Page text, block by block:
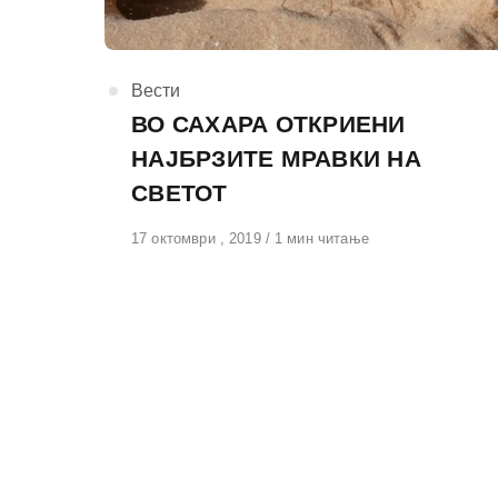
КАтегорија
Вести
ВО САХАРА ОТКРИЕНИ
НАЈБРЗИТЕ МРАВКИ НА
СВЕТОТ
Објавено
17 октомври , 2019 1 мин читање